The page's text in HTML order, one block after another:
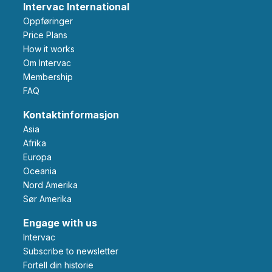
Intervac International
Oppføringer
Price Plans
How it works
Om Intervac
Membership
FAQ
Kontaktinformasjon
Asia
Afrika
Europa
Oceania
Nord Amerika
Sør Amerika
Engage with us
Intervac
Subscribe to newsletter
Fortell din historie